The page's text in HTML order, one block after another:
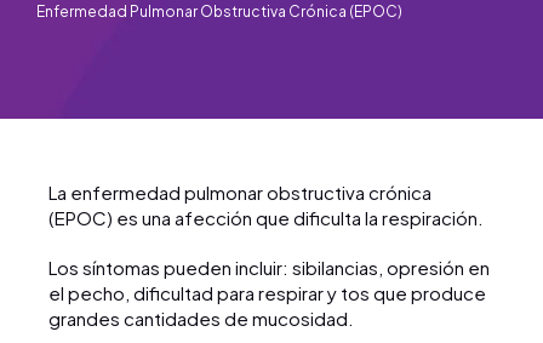
Enfermedad Pulmonar Obstructiva Crónica (EPOC)
La enfermedad pulmonar obstructiva crónica
(EPOC) es una afección que dificulta la respiración.
Los síntomas pueden incluir: sibilancias, opresión en
el pecho, dificultad para respirar y tos que produce
grandes cantidades de mucosidad.